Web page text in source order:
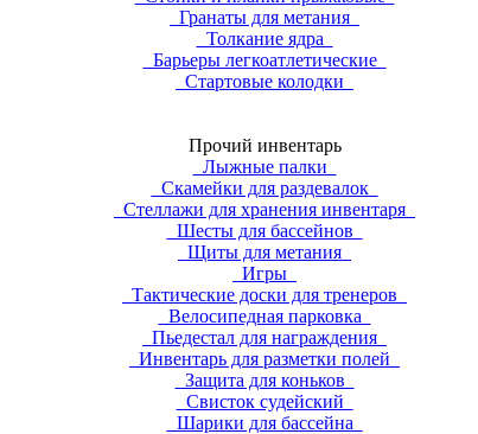
Гранаты для метания
Толкание ядра
Барьеры легкоатлетические
Стартовые колодки
Прочий инвентарь
Лыжные палки
Скамейки для раздевалок
Стеллажи для хранения инвентаря
Шесты для бассейнов
Щиты для метания
Игры
Тактические доски для тренеров
Велосипедная парковка
Пьедестал для награждения
Инвентарь для разметки полей
Защита для коньков
Свисток судейский
Шарики для бассейна